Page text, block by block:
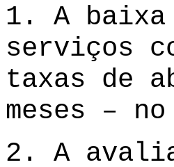
1. A
serviços
taxas de
meses –
2. A